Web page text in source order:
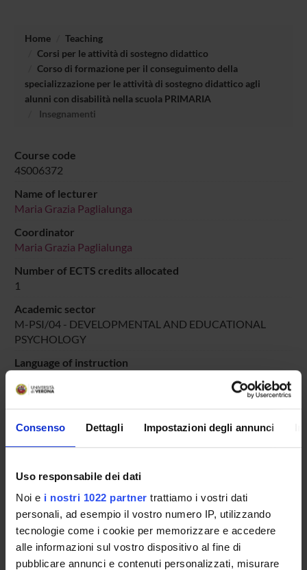
Consenso Dettagli Impostazioni degli annunci
Uso responsabile dei dati
Noi e i nostri 1022 partner trattiamo i vostri dati
personali, ad esempio il vostro numero IP, utilizzando
tecnologie come i cookie per memorizzare e accedere
alle informazioni sul vostro dispositivo al fine di
pubblicare annunci e contenuti personalizzati, misurare
Home
Teaching
Corsi per le attività di sostegno didattico
Corso di formazione per il conseguimento della
specializzazione per le attività di sostegno didattico agli
alunni con disabilità nella scuola PRIMARIA
Insegnamenti
Course code
4S006372
Name of lecturer
Maria Grazia Paglialunga
Coordinator
Maria Grazia Paglialunga
Number of ECTS credits allocated
1
Academic sector
M-PSI/04 - DEVELOPMENTAL AND EDUCATIONAL
PSYCHOLOGY
Language of instruction
Course news
Seminars related to the course
LESSON TIMETABLE
Go to lesson schedule